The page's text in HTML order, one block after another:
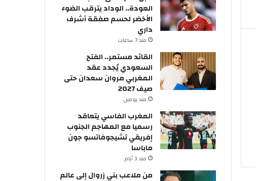
العودة.. الوداد يترقب الضوء
الأخضر لحسم صفقة أشرف
داري
مند 7 ساعات
القائد مستمر.. الفتح
السعودي يُجدد عقد
المغربي مروان سعدان حتى
صيف 2027
مند يومين
المغرب الفاسي يتعاقد
رسميا مع المهاجم الجنوب
إفريقي تشيجوفاتسو جون
ماباسا
مند 3 أيام
من ملاعب بني زروال إلى عالم